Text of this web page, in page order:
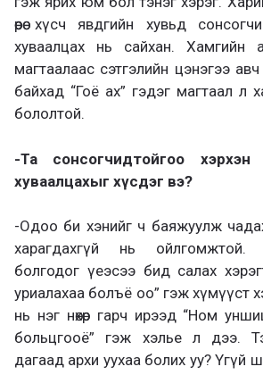
өөрөө хүсч явдгийн хувьд
хуваалцах нь сайхан. Хамгийн
магтаалаас сэтгэлийн цэнэгээ
байхад “Гоё ах” гэдэг магтаал л
бололтой.
-Та сонсогчидтойгоо
хуваалцахыг хүсдэг вэ?
-Одоо би хэнийг ч баяжуулж
харагдахгүй нь
болгодог үеэсээ бид салах
уриалахаа болъё оо” гэж
нь нэг нөхөр гарч ирээд “Ном
больцгооё” гэж хэлье л дээ.
дагаад архи уухаа болих уу? Үгүй